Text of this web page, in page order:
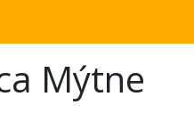
Mýtne